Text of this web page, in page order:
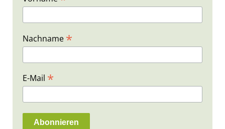
Nachname *
E-Mail *